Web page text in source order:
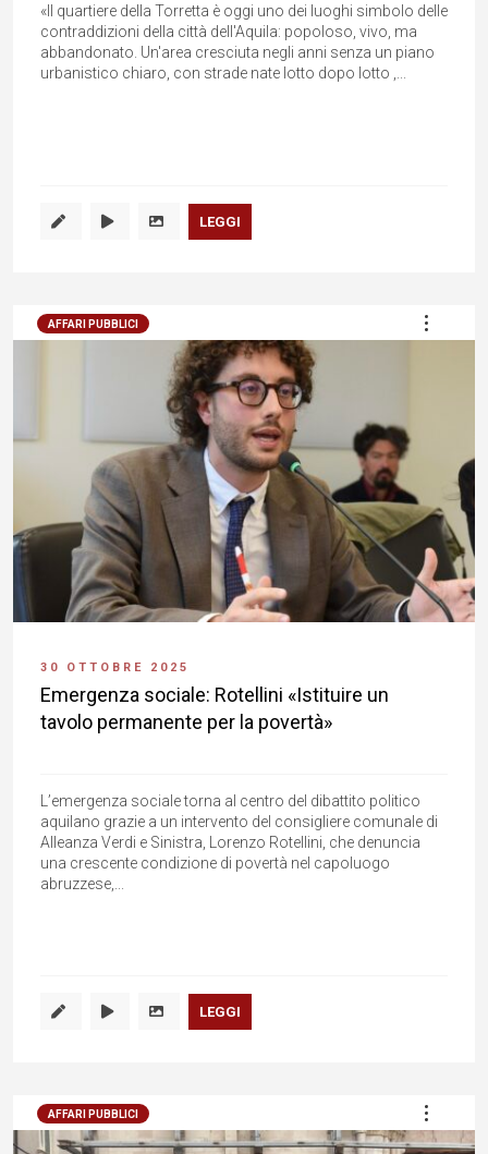
«Il quartiere della Torretta è oggi uno dei luoghi simbolo delle
contraddizioni della città dell'Aquila: popoloso, vivo, ma
abbandonato. Un'area cresciuta negli anni senza un piano
urbanistico chiaro, con strade nate lotto dopo lotto ,...
LEGGI
AFFARI PUBBLICI
30 OTTOBRE 2025
Emergenza sociale: Rotellini «Istituire un
tavolo permanente per la povertà»
L’emergenza sociale torna al centro del dibattito politico
aquilano grazie a un intervento del consigliere comunale di
Alleanza Verdi e Sinistra, Lorenzo Rotellini, che denuncia
una crescente condizione di povertà nel capoluogo
abruzzese,...
LEGGI
AFFARI PUBBLICI